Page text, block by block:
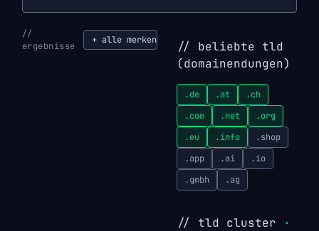
ergebnisse
+ alle merken
// beliebte tld
(domainendungen)
.de .at
.ch
.com
.net
.org
.eu
.info
.shop
.app
.ai
.io
.gmbh
.ag
// tld cluster
·